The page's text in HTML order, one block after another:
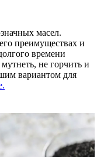
масел.
преимуществах и
времени
не горчить и
вариантом для